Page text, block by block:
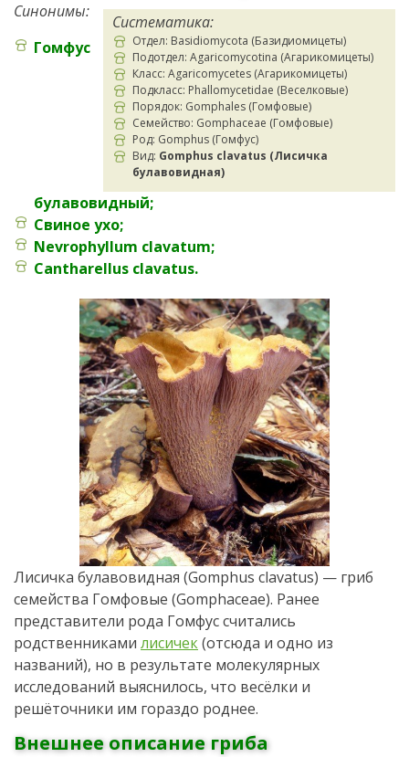
Систематика:
Отдел: Basidiomycota (Базидиомицеты)
Подотдел: Agaricomycotina (Агарикомицеты)
Класс: Agaricomycetes (Агарикомицеты)
Подкласс: Phallomycetidae (Веселковые)
Порядок: Gomphales (Гомфовые)
Семейство: Gomphaceae (Гомфовые)
Род: Gomphus (Гомфус)
Вид: Gomphus clavatus (Лисичка
булавовидная)
Синонимы:
Гомфус
булавовидный;
Свиное ухо;
Nevrophyllum clavatum;
Cantharellus clavatus.
Лисичка булавовидная (Gomphus clavatus) — гриб
семейства Гомфовые (Gomphaceae). Ранее
представители рода Гомфус считались
родственниками лисичек(отсюда и одно из
названий), но в результате молекулярных
исследований выяснилось, что весёлки и
решёточники им гораздо роднее.
Внешнее описание гриба